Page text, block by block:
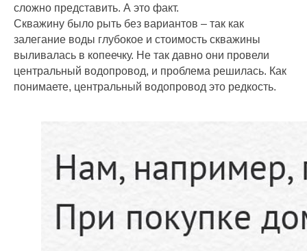
сложно представить. А это факт.
Скважину было рыть без вариантов – так как
залегание воды глубокое и стоимость скважины
выливалась в копеечку. Не так давно они провели
центральный водопровод, и проблема решилась. Как
понимаете, центральный водопровод это редкость.